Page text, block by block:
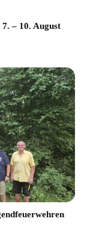
– 10. August